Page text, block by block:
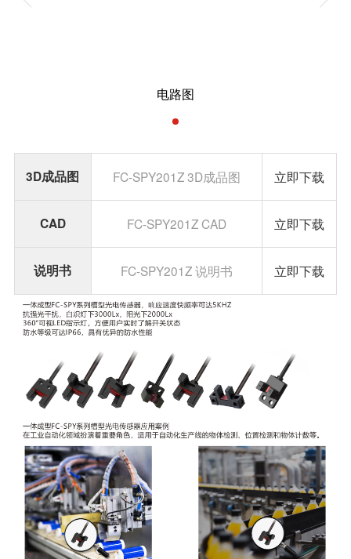
电路图
3D成品图 FC-SPY201Z 3D成品图 立即下载
CAD FC-SPY201Z CAD 立即下载
说明书 FC-SPY201Z 说明书 立即下载